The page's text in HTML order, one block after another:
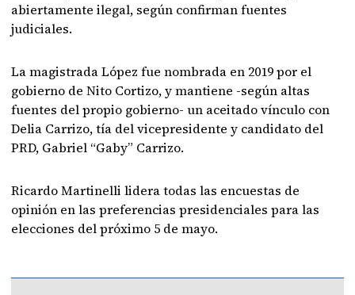
abiertamente ilegal, según confirman fuentes
judiciales.
La magistrada López fue nombrada en 2019 por el
gobierno de Nito Cortizo, y mantiene -según altas
fuentes del propio gobierno- un aceitado vínculo con
Delia Carrizo, tía del vicepresidente y candidato del
PRD, Gabriel “Gaby” Carrizo.
Ricardo Martinelli lidera todas las encuestas de
opinión en las preferencias presidenciales para las
elecciones del próximo 5 de mayo.